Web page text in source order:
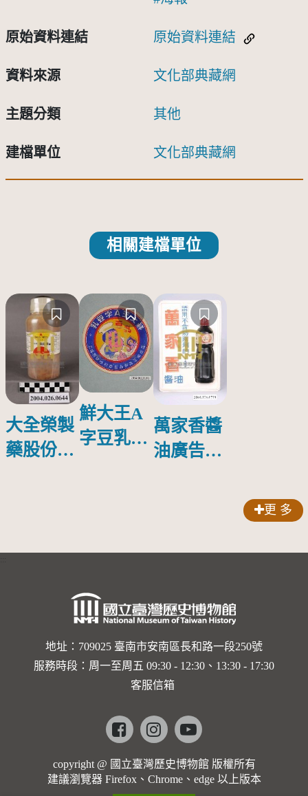
原始資料連結 原始資料連結
資料來源 文化部典藏網
主題分類 其他
建檔單位 文化部典藏網
相關建檔單位
大全榮製
藥股份有
鮮大王A
字豆乳罐
萬家香醬
油廣告塑
更 多
地址：709025 臺南市安南區長和路一段250號
服務時段：周一至周五 09:30 - 12:30、13:30 - 17:30
客服信箱
Facebookinstagramyoutube
copyright @ 國立臺灣歷史博物館 版權所有
建議瀏覽器 Firefox、Chrome、edge 以上版本